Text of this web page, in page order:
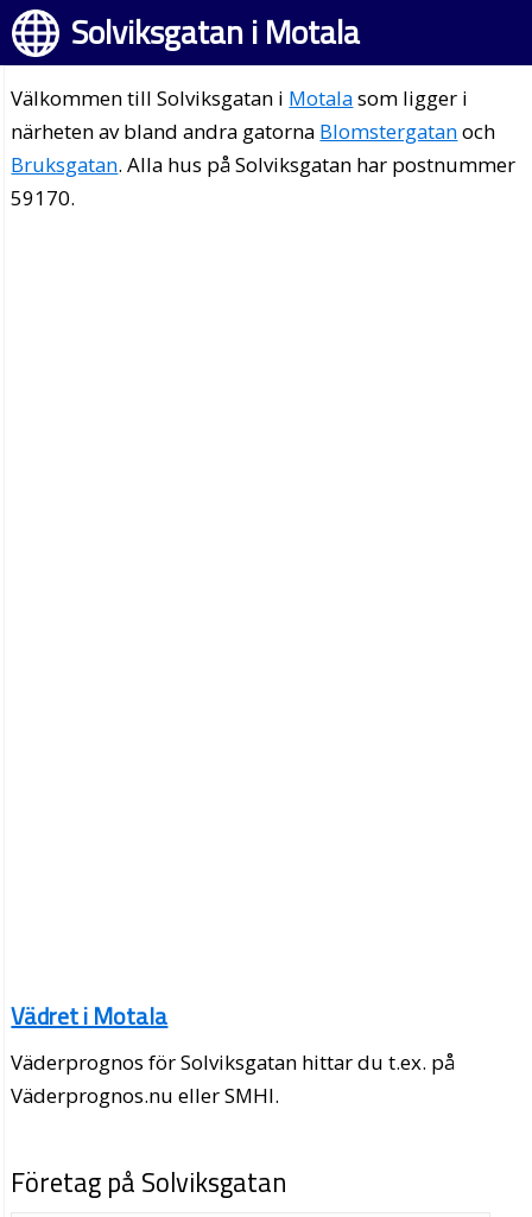
Solviksgatan i Motala
Välkommen till Solviksgatan i Motalasom ligger i
närheten av bland andra gatorna Blomstergatanoch
Bruksgatan. Alla hus på Solviksgatan har postnummer
59170.
Vädret i Motala
Väderprognos för Solviksgatan hittar du t.ex. på
Väderprognos.nu eller SMHI.
Företag på Solviksgatan